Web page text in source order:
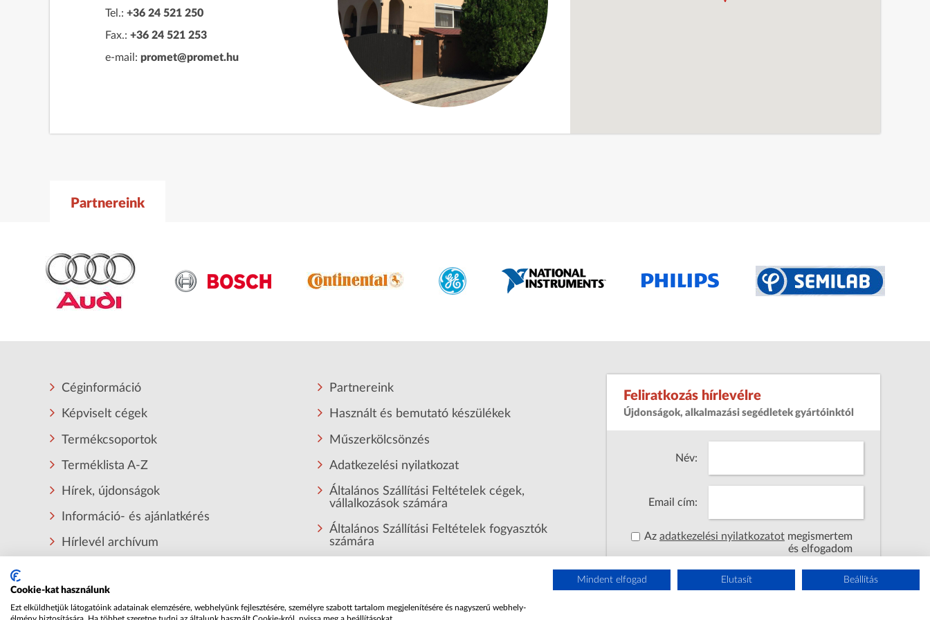
Tel.: +36 24 521 250
Fax.: +36 24 521 253
e-mail: promet@promet.hu
Partnereink
Céginformáció
Képviselt cégek
Termékcsoportok
Terméklista A-Z
Hírek, újdonságok
Információ- és ajánlatkérés
Hírlevél archívum
Partnereink
Használt és bemutató készülékek
Műszerkölcsönzés
Adatkezelési nyilatkozat
Általános Szállítási Feltételek cégek,
vállalkozások számára
Általános Szállítási Feltételek fogyasztók
számára
Feliratkozás hírlevélre
Újdonságok, alkalmazási segédletek gyártóinktól
Név:
Email cím:
Az adatkezelési nyilatkozatot megismertem
és elfogadom
Cookie-kat használunk
Ezt elküldhetjük látogatóink adatainak elemzésére, webhelyünk fejlesztésére, személyre szabott tartalom megjelenítésére és nagyszerű webhely-
Mindent elfogad Elutasít Beállítás